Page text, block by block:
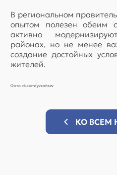
В региональном
опытом полезен обеим
активно
районах, но не менее
создание достойных
жителей.
Фото vk.com/yvzaitsev
КО ВСЕМ